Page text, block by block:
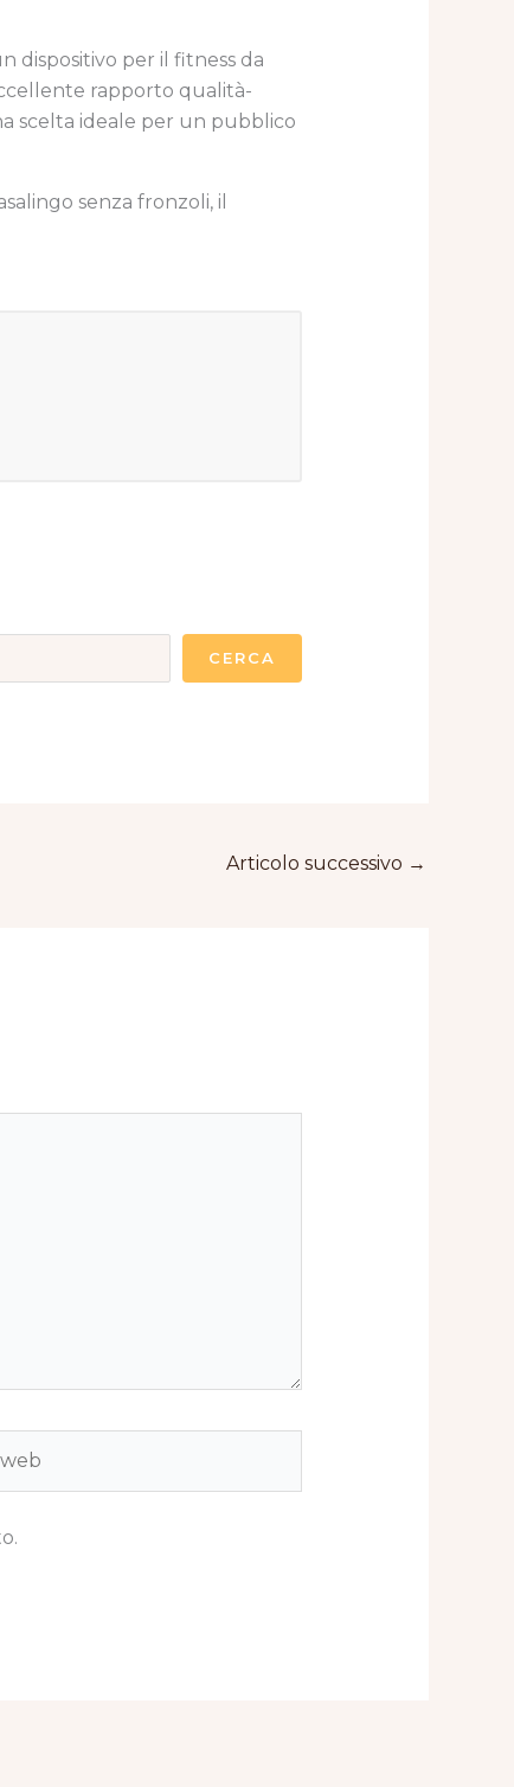
dispositivo per il fitness da
rapporto qualità-
scelta ideale per un pubblico
senza fronzoli, il
CERCA
Articolo successivo →